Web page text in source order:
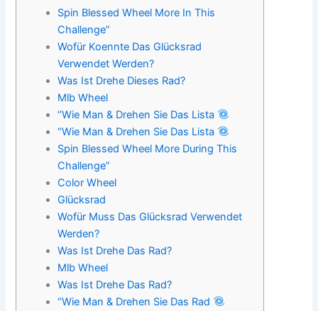
Spin Blessed Wheel More In This
Challenge”
Wofür Koennte Das Glücksrad
Verwendet Werden?
Was Ist Drehe Dieses Rad?
Mlb Wheel
“Wie Man & Drehen Sie Das Lista
“Wie Man & Drehen Sie Das Lista
Spin Blessed Wheel More During This
Challenge”
Color Wheel
Glücksrad
Wofür Muss Das Glücksrad Verwendet
Werden?
Was Ist Drehe Das Rad?
Mlb Wheel
Was Ist Drehe Das Rad?
“Wie Man & Drehen Sie Das Rad